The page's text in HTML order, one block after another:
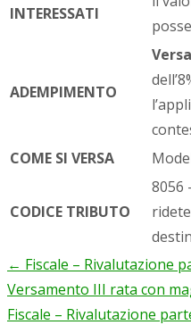
INTERESSATI
ADEMPIMENTO
COME SI VERSA
CODICE TRIBUTO
8056
Post
navigation
← Fiscale – Rivalutazione
Versamento III rata con
Fiscale – Rivalutazione